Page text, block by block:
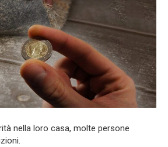
nella loro casa, molte persone